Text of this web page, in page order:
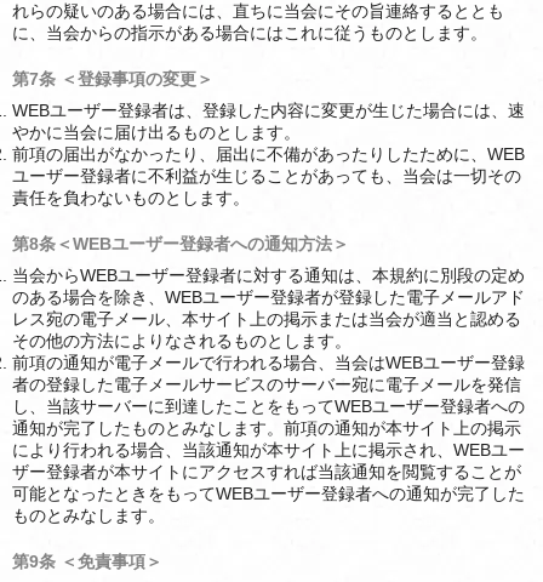
れらの疑いのある場合には、直ちに当会にその旨連絡するととも
に、当会からの指示がある場合にはこれに従うものとします。
第7条 ＜登録事項の変更＞
WEBユーザー登録者は、登録した内容に変更が生じた場合には、速
やかに当会に届け出るものとします。
前項の届出がなかったり、届出に不備があったりしたために、WEB
ユーザー登録者に不利益が生じることがあっても、当会は一切その
責任を負わないものとします。
第8条＜WEBユーザー登録者への通知方法＞
当会からWEBユーザー登録者に対する通知は、本規約に別段の定め
のある場合を除き、WEBユーザー登録者が登録した電子メールアド
レス宛の電子メール、本サイト上の掲示または当会が適当と認める
その他の方法によりなされるものとします。
前項の通知が電子メールで行われる場合、当会はWEBユーザー登録
者の登録した電子メールサービスのサーバー宛に電子メールを発信
し、当該サーバーに到達したことをもってWEBユーザー登録者への
通知が完了したものとみなします。前項の通知が本サイト上の掲示
により行われる場合、当該通知が本サイト上に掲示され、WEBユー
ザー登録者が本サイトにアクセスすれば当該通知を閲覧することが
可能となったときをもってWEBユーザー登録者への通知が完了した
ものとみなします。
第9条 ＜免責事項＞